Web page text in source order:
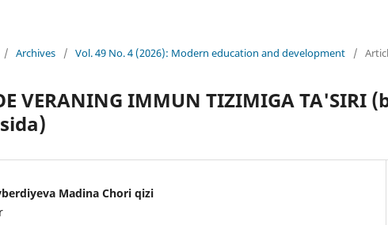
/ Archives / Vol. 49 No. 4 (2026): Modern education and development /
VERANING IMMUN TIZIMIGA TA'SIRI
Madina Chori qizi